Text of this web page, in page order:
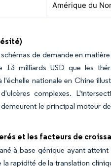
Amérique du
de demande en
milliards USD que les
nationale en Chine
complexes.
le principal moteur
et les facteurs de
à base génique ayant
rapidité de la translation